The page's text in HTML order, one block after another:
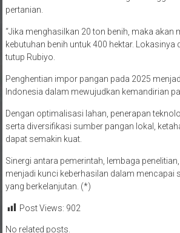
kebutuhan benih untuk 400 hektar. Lokasinya
tutup Rubiyo.
Indonesia dalam mewujudkan kemandirian
serta diversifikasi sumber pangan lokal,
dapat semakin kuat.
menjadi kunci keberhasilan dalam mencapai
yang berkelanjutan. (*)